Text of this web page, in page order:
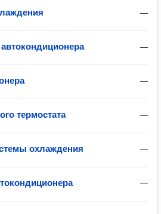
—
—
—
—
термостата
—
охлаждения
—